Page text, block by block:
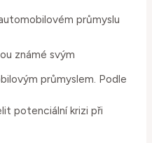
průmyslu
známé svým
průmyslem. Podle
potenciální krizi při